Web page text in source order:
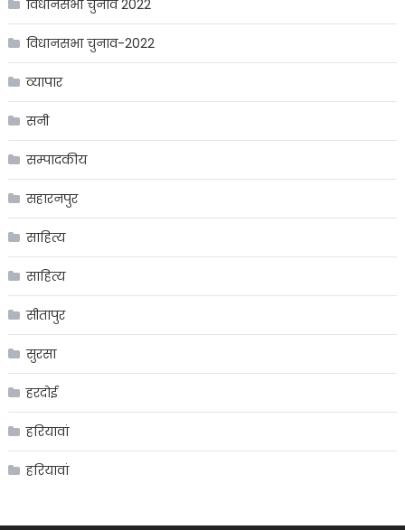
विधानसभा चुनाव 2022
विधानसभा चुनाव-2022
व्यापार
सनी
सम्पादकीय
सहारनपुर
साहित्य
साहित्य
सीतापुर
सुरसा
हरदोई
हरियावां
हरियावां